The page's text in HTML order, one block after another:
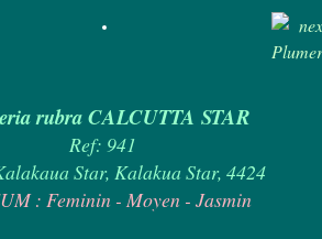
rubra CALCUTTA STAR
Ref: 941
Star, Kalakua Star, 4424
: Feminin - Moyen - Jasmin